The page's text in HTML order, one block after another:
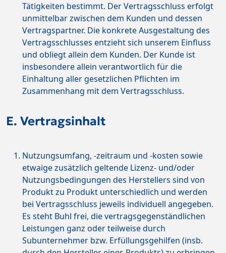
Tätigkeiten bestimmt. Der Vertragsschluss erfolgt
unmittelbar zwischen dem Kunden und dessen
Vertragspartner. Die konkrete Ausgestaltung des
Vertragsschlusses entzieht sich unserem Einfluss
und obliegt allein dem Kunden. Der Kunde ist
insbesondere allein verantwortlich für die
Einhaltung aller gesetzlichen Pflichten im
Zusammenhang mit dem Vertragsschluss.
E. Vertragsinhalt
Nutzungsumfang, -zeitraum und -kosten sowie
etwaige zusätzlich geltende Lizenz- und/oder
Nutzungsbedingungen des Herstellers sind von
Produkt zu Produkt unterschiedlich und werden
bei Vertragsschluss jeweils individuell angegeben.
Es steht Buhl frei, die vertragsgegenständlichen
Leistungen ganz oder teilweise durch
Subunternehmer bzw. Erfüllungsgehilfen (insb.